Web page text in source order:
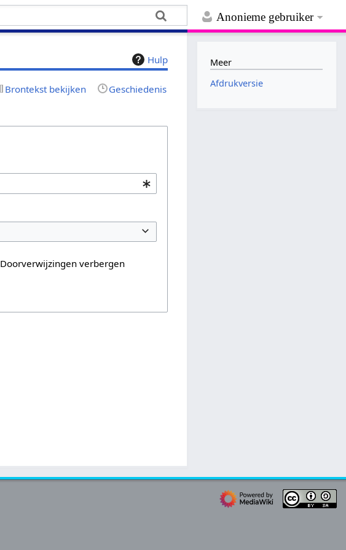
Anonieme gebruiker
Hulp
Brontekst bekijken Geschiedenis
Doorverwijzingen verbergen
Meer
Afdrukversie